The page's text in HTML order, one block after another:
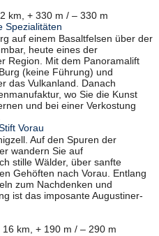
km, + 330 m / – 330 m
Spezialitäten
auf einem Basaltfelsen über der
heute eines der
Region. Mit dem Panoramalift
(keine Führung) und
das Vulkanland. Danach
wo Sie die Kunst
und bei einer Verkostung
Vorau
Auf den Spuren der
wandern Sie auf
stille Wälder, über sanfte
Gehöften nach Vorau. Entlang
zum Nachdenken und
ist das imposante Augustiner-
km, + 190 m / – 290 m